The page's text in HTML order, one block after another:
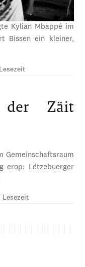
Kylian Mbappé im
Bissen ein kleiner,
der Zäit
Gemeinschaftsraum
erop: Lëtzebuerger
Lesezeit